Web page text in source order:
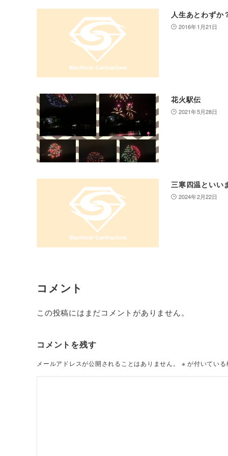
人生あとわずか
2016年1月21日
花火駅伝
2021年5月28日
三寒四温といい
2024年2月22日
コメント
この投稿にはまだコメントがありません。
コメントを残す
メールアドレスが公開されることはありません。 ※ が付いてい